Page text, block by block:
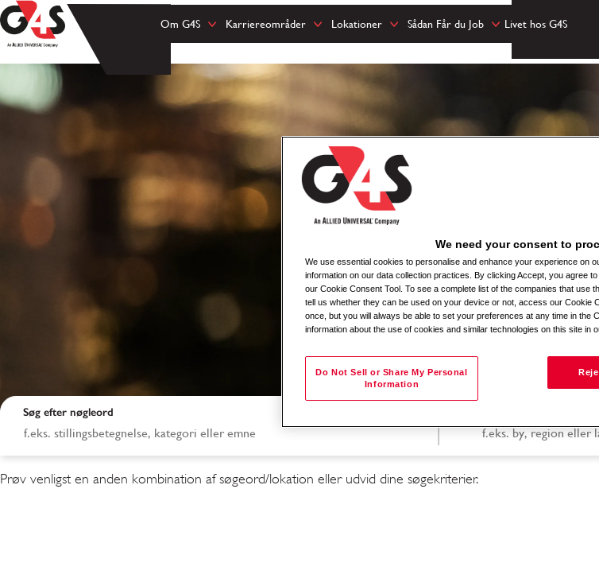
Om G4S Karriereområder Lokationer Sådan Får du Job Livet hos G4S
Søg efter nøgleord
Prøv venligst en anden kombination af søgeord/lokation eller udvid dine søgekriterier.
We need your consent to
We use essential cookies to personalise and enhance your experience on
information on our data collection practices. By clicking Accept, you agree
our Cookie Consent Tool. To see a complete list of the companies that use
tell us whether they can be used on your device or not, access our Cookie
once, but you will always be able to set your preferences at any time in the
information about the use of cookies and similar technologies on this site in
Do Not Sell or Share My Personal
Information